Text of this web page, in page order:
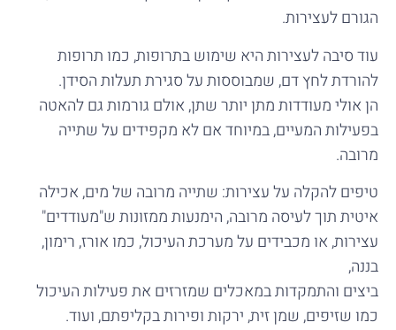
הגורם לעצירות.
עוד סיבה לעצירות היא שימוש בתרופות, כמו תרופות
להורדת לחץ דם, שמבוססות על סגירת תעלות הסידן.
הן אולי מעודדות מתן יותר שתן, אולם גורמות גם להאטה
בפעילות המעיים, במיוחד אם לא מקפידים על שתייה
מרובה.
טיפים להקלה על עצירות: שתייה מרובה של מים, אכילה
איטית תוך לעיסה מרובה, הימנעות ממזונות ש"מעודדים"
עצירות, או מכבידים על מערכת העיכול, כמו אורז, רימון,
בננה,
ביצים והתמקדות במאכלים שמזרזים את פעילות העיכול
כמו שזיפים, שמן זית, ירקות ופירות בקליפתם, ועוד.